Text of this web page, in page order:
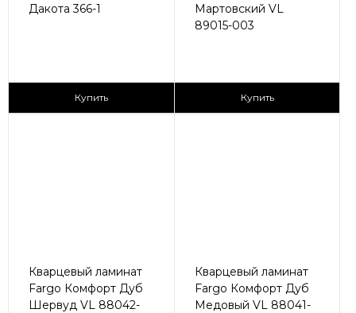
Дакота 366-1
2
Купить
Мартовский VL
89015-003
2
Купить
Кварцевый ламинат
Fargo Комфорт Дуб
Шервуд VL 88042-
Кварцевый ламинат
Fargo Комфорт Дуб
Медовый VL 88041-